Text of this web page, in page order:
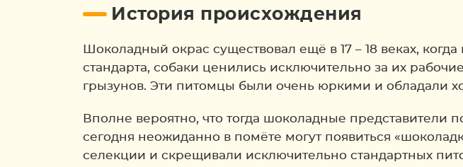
История происхождения
Шоколадный окрас существовал ещё в 17 – 18 веках,
стандарта, собаки ценились исключительно за их
грызунов. Эти питомцы были очень юркими и обладали
Вполне вероятно, что тогда шоколадные представители
сегодня неожиданно в помёте могут появиться
селекции и скрещивали исключительно стандартных